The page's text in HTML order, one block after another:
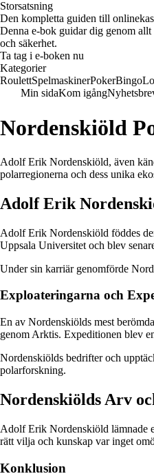
Storsatsning
Den kompletta guiden till
Denna e-bok guidar dig genom
och säkerhet.
Ta tag i e-boken nu
Kategorier
RoulettSpelmaskinerPokerBingo
Min sidaKom igång
Nordenskiöld
Adolf Erik Nordenskiöld, även
polarregionerna och dess unika
Adolf Erik
Adolf Erik Nordenskiöld föddes
Uppsala Universitet och blev
Under sin karriär genomförde
Exploateringarna och
En av Nordenskiölds mest
genom Arktis. Expeditionen blev
Nordenskiölds bedrifter och
polarforskning.
Nordenskiölds Arv
Adolf Erik Nordenskiöld lämnade
rätt vilja och kunskap var inget
Konklusion